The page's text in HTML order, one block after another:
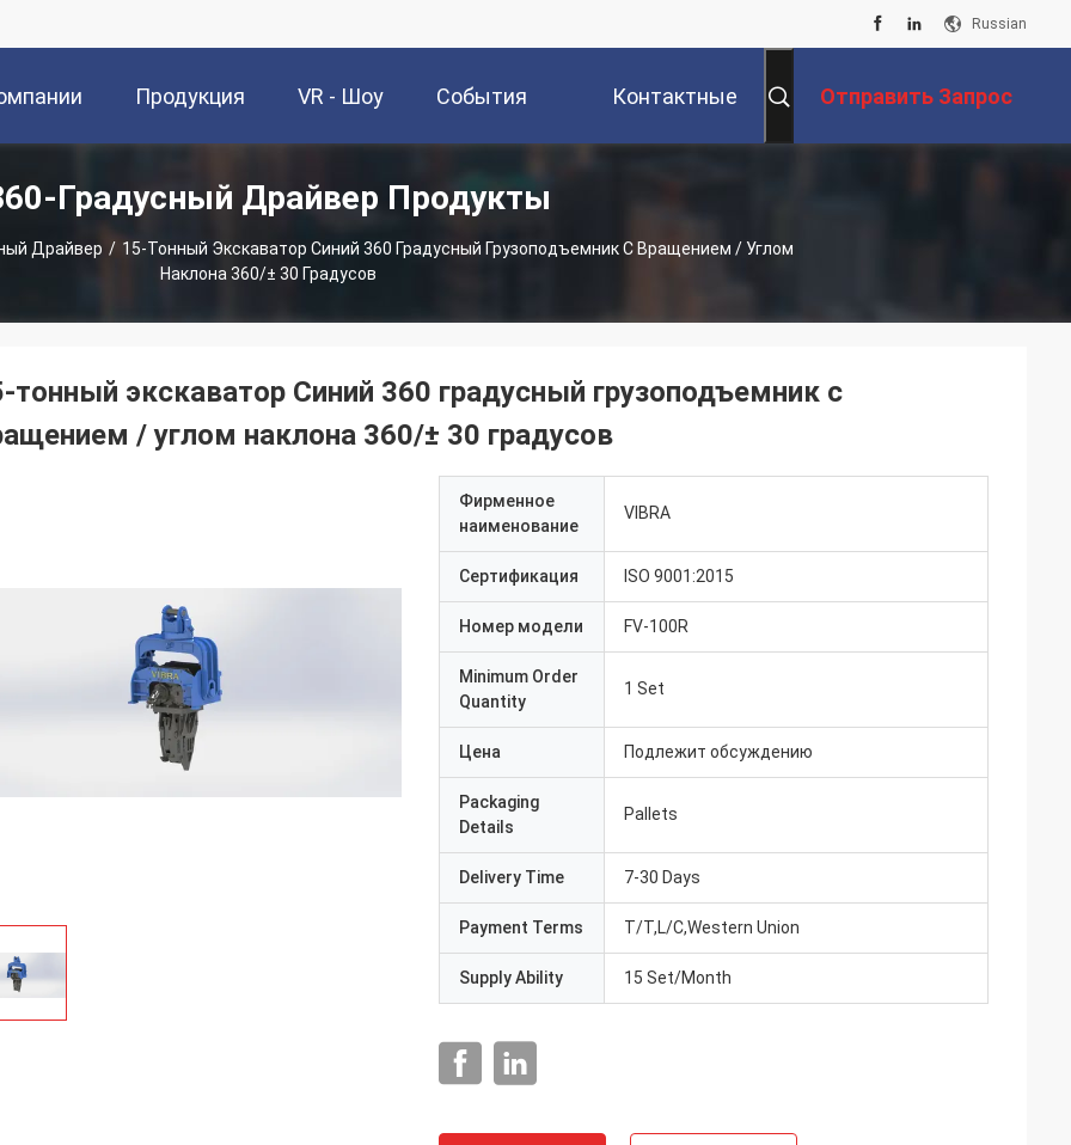
Russian
Продукция VR - Шоу События Контактные Отправить Запрос
Градусный Драйвер Продукты
Драйвер / 15-Тонный Экскаватор Синий 360 Градусный Грузоподъемник С Вращением / Углом
Наклона 360/± 30 Градусов
тонный экскаватор Синий 360 градусный грузоподъемник с
/ углом наклона 360/± 30 градусов
Фирменное
наименование
VIBRA
Сертификация ISO 9001:2015
Номер модели FV-100R
Minimum Order
Quantity
1 Set
Цена Подлежит обсуждению
Packaging
Details
Pallets
Delivery Time 7-30 Days
Payment Terms T/T,L/C,Western Union
Supply Ability 15 Set/Month